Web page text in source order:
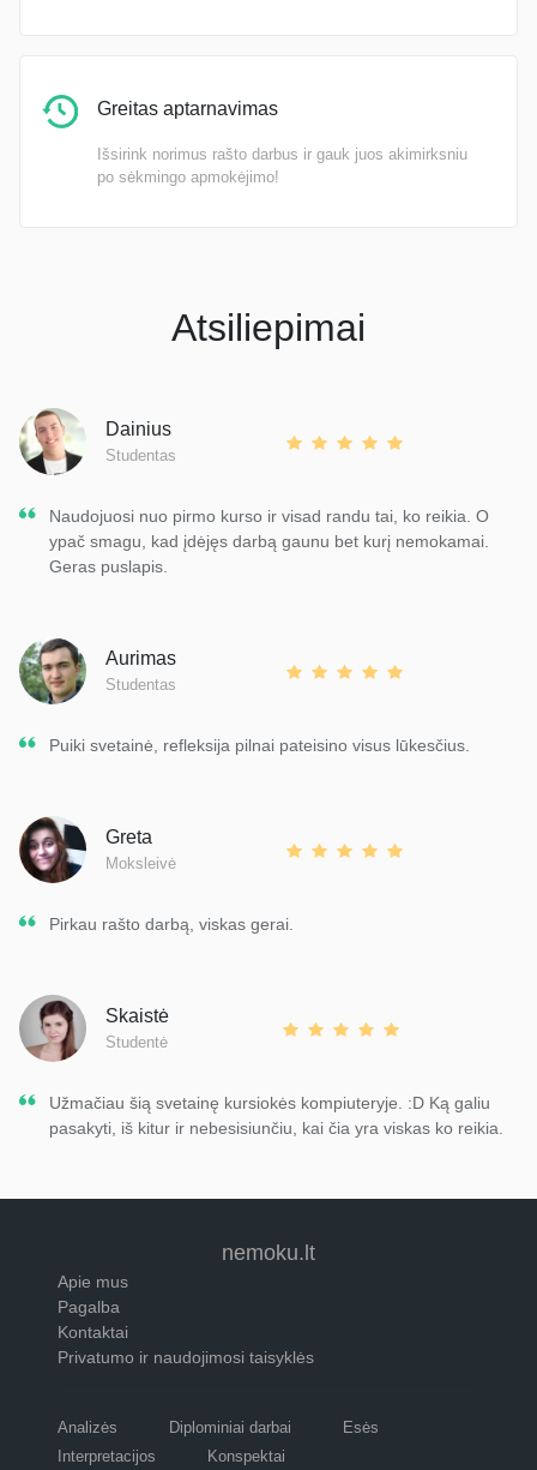
Greitas aptarnavimas
Išsirink norimus rašto darbus ir gauk juos akimirksniu
po sėkmingo apmokėjimo!
Atsiliepimai
Dainius
Studentas
Naudojuosi nuo pirmo kurso ir visad randu tai, ko reikia. O
ypač smagu, kad įdėjęs darbą gaunu bet kurį nemokamai.
Geras puslapis.
Aurimas
Studentas
Puiki svetainė, refleksija pilnai pateisino visus lūkesčius.
Greta
Moksleivė
Pirkau rašto darbą, viskas gerai.
Skaistė
Studentė
Užmačiau šią svetainę kursiokės kompiuteryje. :D Ką galiu
pasakyti, iš kitur ir nebesisiunčiu, kai čia yra viskas ko reikia.
nemoku.lt
Apie mus
Pagalba
Kontaktai
Privatumo ir naudojimosi taisyklės
Analizės Diplominiai darbai
Esės
Interpretacijos
Konspektai